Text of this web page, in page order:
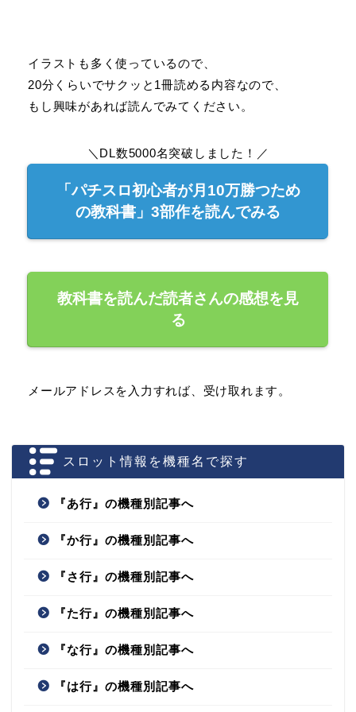
イラストも多く使っているので、
20分くらいでサクッと1冊読める内容なので、
もし興味があれば読んでみてください。
＼DL数5000名突破しました！／
「パチスロ初心者が月10万勝つため
の教科書」3部作を読んでみる
教科書を読んだ読者さんの感想を見
る
メールアドレスを入力すれば、受け取れます。
スロット情報を機種名で探す
『あ行』の機種別記事へ
『か行』の機種別記事へ
『さ行』の機種別記事へ
『た行』の機種別記事へ
『な行』の機種別記事へ
『は行』の機種別記事へ